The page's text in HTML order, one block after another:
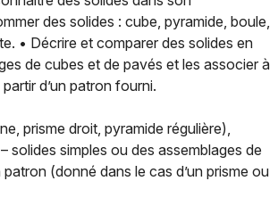
des solides : cube, pyramide, boule,
• Décrire et comparer des solides en
de cubes et de pavés et les associer à
d’un patron fourni.
prisme droit, pyramide régulière),
solides simples ou des assemblages de
(donné dans le cas d’un prisme ou